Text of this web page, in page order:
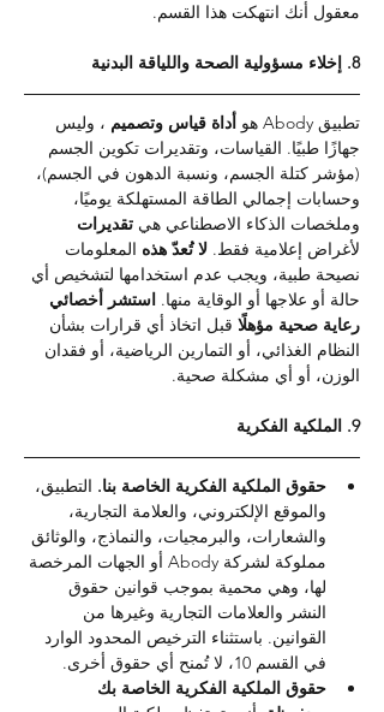
معقول أنك انتهكت هذا القسم.
8. إخلاء مسؤولية الصحة واللياقة البدنية
تطبيق Abody هو أداة قياس وتصميم ، وليس
جهازًا طبيًا. القياسات، وتقديرات تكوين الجسم
(مؤشر كتلة الجسم، ونسبة الدهون في الجسم)،
وحسابات إجمالي الطاقة المستهلكة يوميًا،
وملخصات الذكاء الاصطناعي هي تقديرات
لأغراض إعلامية فقط. لا تُعدّ هذه المعلومات
نصيحة طبية، ويجب عدم استخدامها لتشخيص أي
حالة أو علاجها أو الوقاية منها. استشر أخصائي
رعاية صحية مؤهلًا قبل اتخاذ أي قرارات بشأن
النظام الغذائي، أو التمارين الرياضية، أو فقدان
الوزن، أو أي مشكلة صحية.
9. الملكية الفكرية
حقوق الملكية الفكرية الخاصة بنا. التطبيق،
والموقع الإلكتروني، والعلامة التجارية،
والشعارات، والبرمجيات، والنماذج، والوثائق
مملوكة لشركة Abody أو الجهات المرخصة
لها، وهي محمية بموجب قوانين حقوق
النشر والعلامات التجارية وغيرها من
القوانين. باستثناء الترخيص المحدود الوارد
في القسم 10، لا تُمنح أي حقوق أخرى.
حقوق الملكية الفكرية الخاصة بك